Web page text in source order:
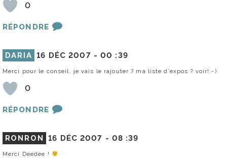
0
RÉPONDRE
DARIA 16 DÉC 2007 -00 :39
Merci pour le conseil, je vais le rajouter ? ma liste d’expos ? voir!:-)
0
RÉPONDRE
RONRON 16 DÉC 2007 - 08 :39
Merci Deedee !